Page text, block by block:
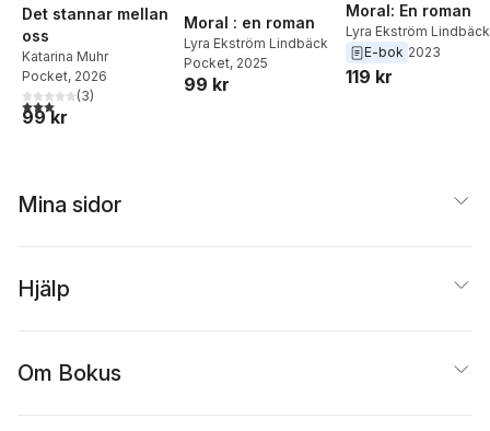
Det stannar mellan
oss
Katarina Muhr
Pocket, 2026
3,0utav 5 stjärnor. Totalt antal röster:
(3)
99 kr
Moral : en roman
Lyra Ekström Lindbäck
Pocket, 2025
99 kr
Moral: En roman
Lyra Ekström Lindbäck
E-bok 2023
119 kr
Mina sidor
Hjälp
Om Bokus